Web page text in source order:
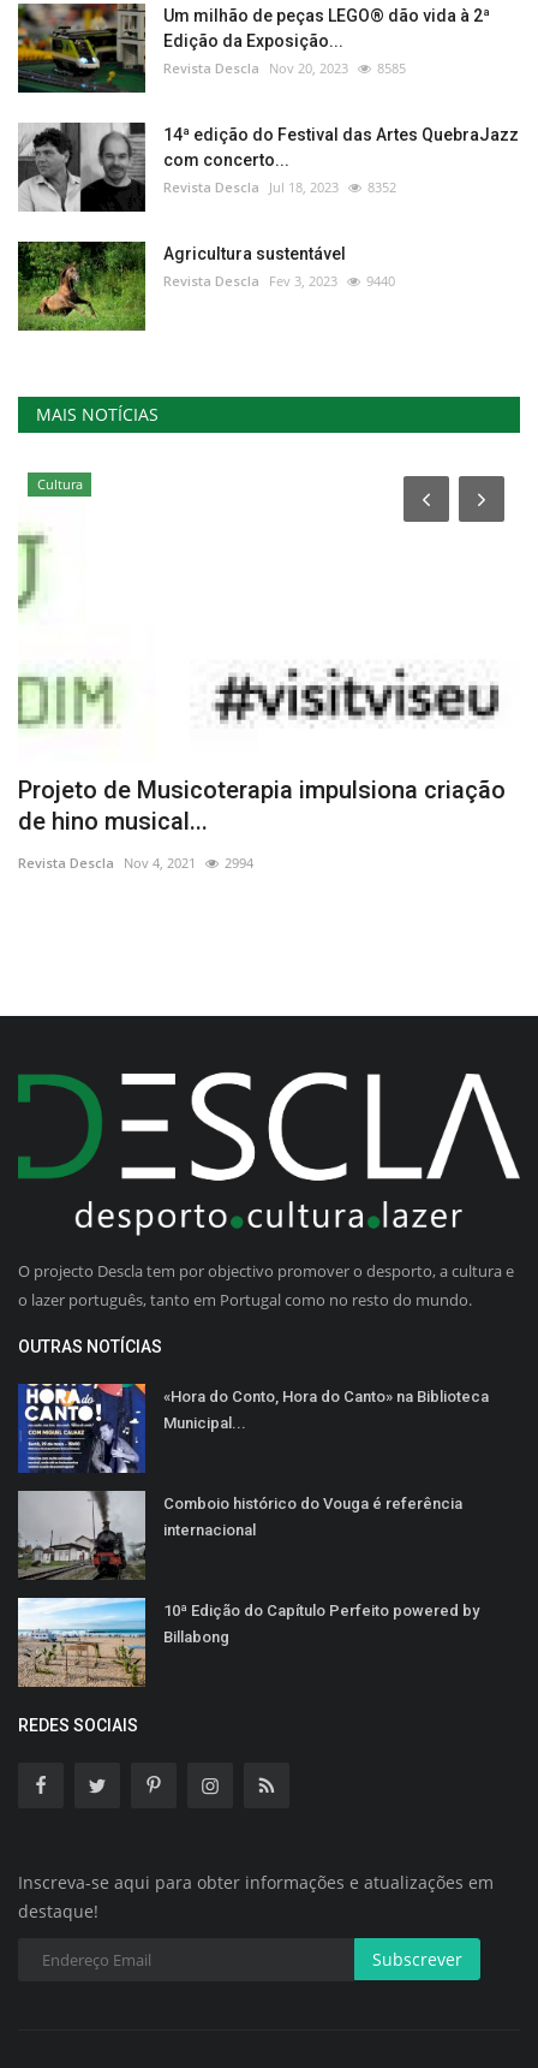
Um milhão de peças LEGO® dão vida à 2ª
Edição da Exposição...
Revista Descla Nov 20, 2023 8585
14ª edição do Festival das Artes QuebraJazz
com concerto...
Revista Descla Jul 18, 2023 8352
Agricultura sustentável
Revista Descla Fev 3, 2023 9440
MAIS NOTÍCIAS
Cultura
Projeto de Musicoterapia impulsiona criação
de hino musical...
Revista Descla Nov 4, 2021 2994
O projecto Descla tem por objectivo promover o desporto, a cultura e
o lazer português, tanto em Portugal como no resto do mundo.
OUTRAS NOTÍCIAS
«Hora do Conto, Hora do Canto» na Biblioteca
Municipal...
Comboio histórico do Vouga é referência
internacional
10ª Edição do Capítulo Perfeito powered by
Billabong
REDES SOCIAIS
Inscreva-se aqui para obter informações e atualizações em
destaque!
Subscrever